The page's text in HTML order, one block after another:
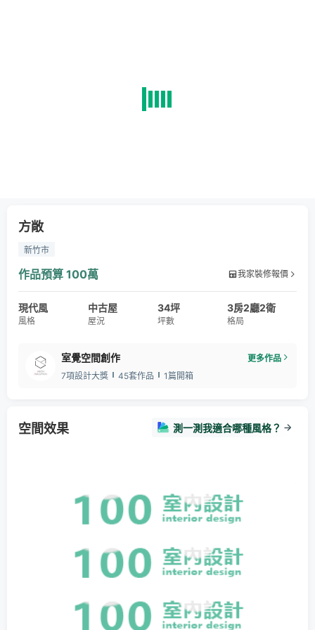
方敞
新竹市
作品預算 100萬 我家裝修報價
現代風
風格
中古屋
屋況
34坪
坪數
3房2廳2衛
格局
室覺空間創作
更多作品
7項設計大獎
45套作品 1篇開箱
空間效果 測一測我適合哪種風格？